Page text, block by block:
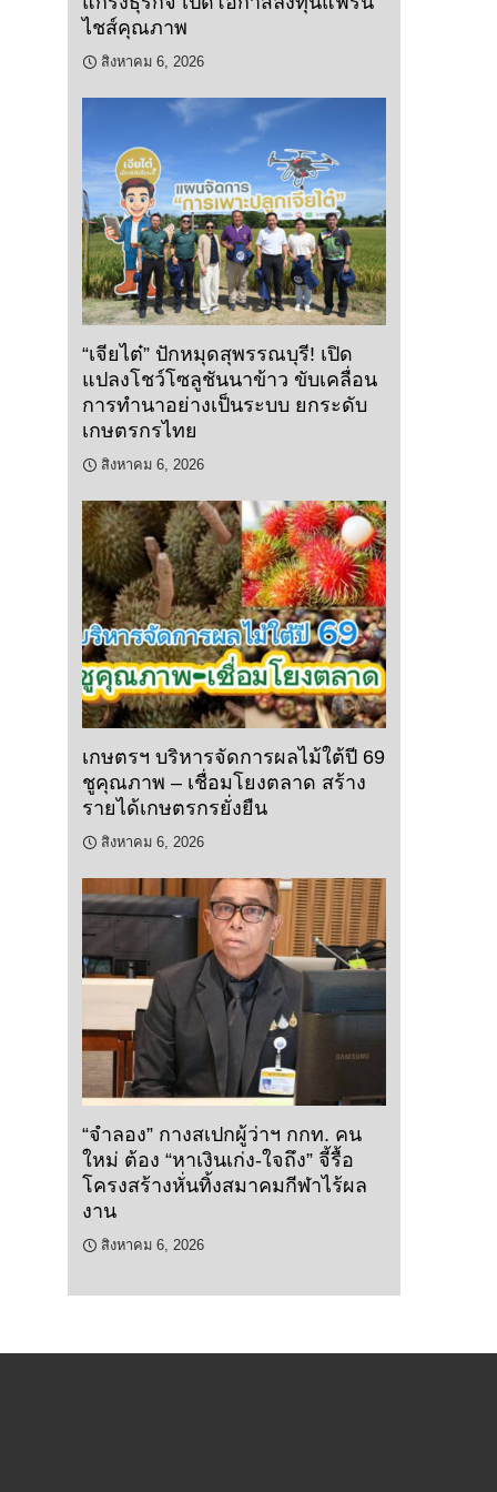
ไชส์คุณภาพ
สิงหาคม 6, 2026
“เจียไต๋” ปักหมุดสุพรรณบุรี! เปิด
แปลงโชว์โซลูชันนาข้าว ขับเคลื่อน
การทำนาอย่างเป็นระบบ ยกระดับ
เกษตรกรไทย
สิงหาคม 6, 2026
เกษตรฯ บริหารจัดการผลไม้ใต้ปี 69
ชูคุณภาพ – เชื่อมโยงตลาด สร้าง
รายได้เกษตรกรยั่งยืน
สิงหาคม 6, 2026
“จำลอง” กางสเปกผู้ว่าฯ กกท. คน
ใหม่ ต้อง “หาเงินเก่ง-ใจถึง” จี้รื้อ
โครงสร้างหั่นทิ้งสมาคมกีฬาไร้ผล
งาน
สิงหาคม 6, 2026